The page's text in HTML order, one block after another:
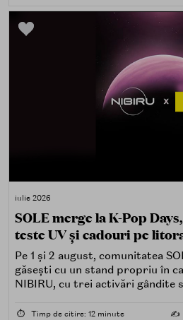
iulie 2026
SOLE merge la K-Pop
teste UV și cadouri pe
Pe 1 și 2 august, comunitatea
găsești cu un stand propriu în
NIBIRU, cu trei activări gândite
⏱️ Timp de citire: 12 minute ✍️